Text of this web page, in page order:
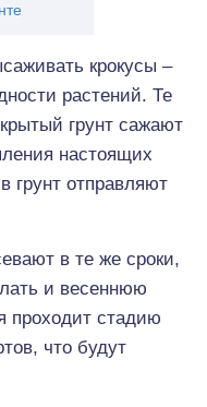
крокусы –
растений. Те
грунт сажают
настоящих
грунт отправляют
в те же сроки,
и весеннюю
проходит стадию
что будут